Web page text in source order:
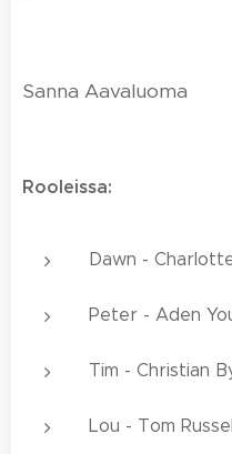
Sanna Aavaluoma
Rooleissa:
Dawn -
Peter - Aden
Tim - Christian
Lou - Tom Russell